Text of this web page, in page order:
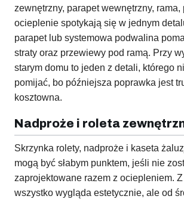
zewnętrzny, parapet wewnętrzny, rama,
ocieplenie spotykają się w jednym
parapet lub systemowa podwalina
straty oraz przewiewy pod ramą. Przy
starym domu to jeden z detali, którego
pomijać, bo późniejsza poprawka jest
kosztowna.
Nadproże i roleta
Skrzynka rolety, nadproże i kaseta
mogą być słabym punktem, jeśli nie
zaprojektowane razem z ociepleniem.
wszystko wygląda estetycznie, ale od